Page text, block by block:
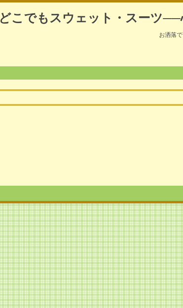
どこでもスウェット・スーツ──
お洒落